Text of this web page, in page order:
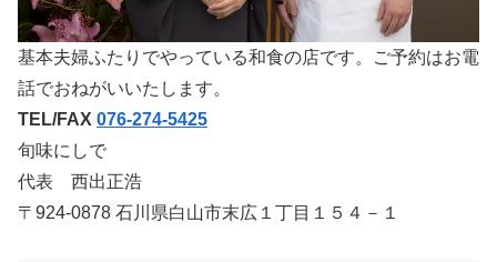
基本夫婦ふたりでやっている和食の店です。ご予約はお電
話でおねがいいたします。
TEL/FAX 076-274-5425
旬味にしで
代表 西出正浩
〒924-0878 石川県白山市末広１丁目１５４－１